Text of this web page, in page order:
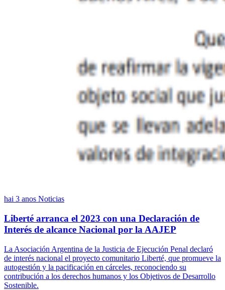
hai 3 anos Noticias
Liberté arranca el 2023 con una Declaración de
Interés de alcance Nacional por la AAJEP
La Asociación Argentina de la Justicia de Ejecución Penal declaró
de interés nacional el proyecto comunitario Liberté, que promueve la
autogestión y la pacificación en cárceles, reconociendo su
contribución a los derechos humanos y los Objetivos de Desarrollo
Sostenible.